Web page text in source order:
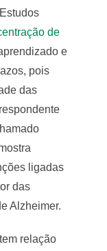
de
e
pois
das
ligadas
das
Alzheimer.
relação